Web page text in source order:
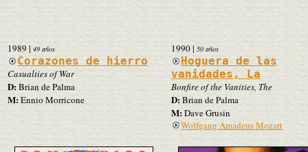
1989 | 49 años
Corazones de hierro
Casualties of War
D:Brian de Palma
M:Ennio Morricone
1990|50 años
Hoguera de las
vanidades, La
Bonfire of the Vanities, The
D:Brian de Palma
M:Dave Grusin
Wolfgang Amadeus Mozart